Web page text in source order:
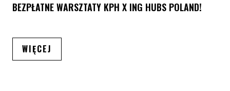
BEZPŁATNE WARSZTATY KPH X ING HUBS POLAND!
WIĘCEJ